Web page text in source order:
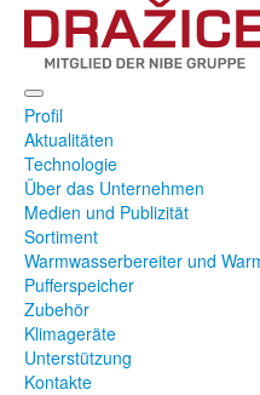
Profil
Aktualitäten
Technologie
Über das Unternehmen
Medien und Publizität
Sortiment
Warmwasserbereiter und
Pufferspeicher
Zubehör
Klimageräte
Unterstützung
Kontakte